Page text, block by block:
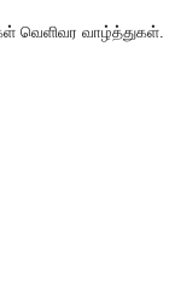
வெளிவர வாழ்த்துகள்.